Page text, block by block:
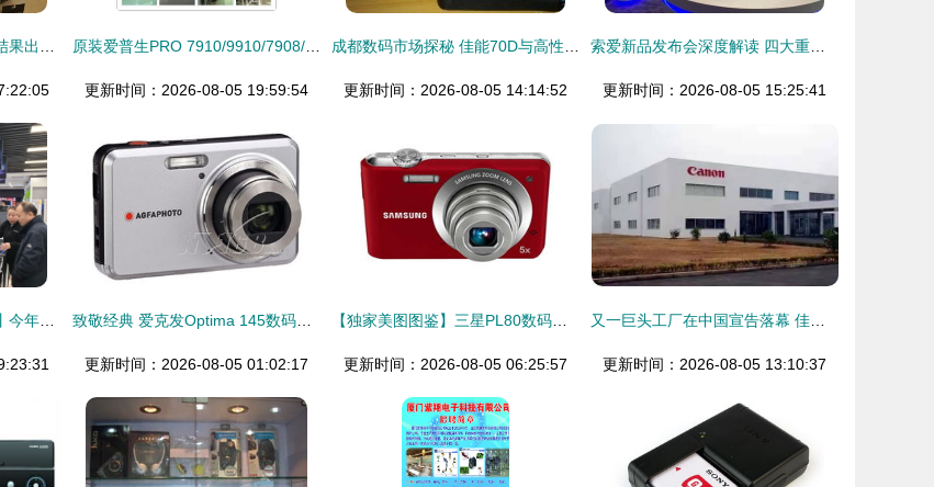
更新时间：2026-08-05 19:59:54 更新时间：2026-08-05 14:14:52 更新时间：2026-08-05 15:25:41
更新时间：2026-08-05 01:02:17 更新时间：2026-08-05 06:25:57 更新时间：2026-08-05 13:10:37